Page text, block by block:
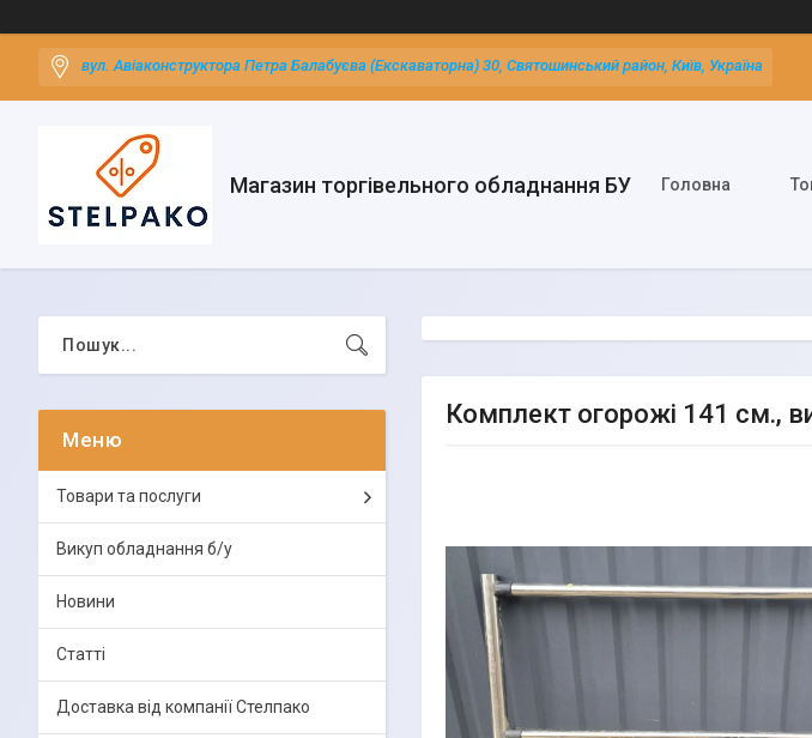
вул. Авіаконструктора Петра Балабуєва (Екскаваторна) 30, Святошинський район, Київ, Україна
Магазин торгівельного обладнання БУ Головна
Комплект огорожі 141 см.,
Товари та послуги
Викуп обладнання б/у
Новини
Статті
Доставка від компанії Стелпако